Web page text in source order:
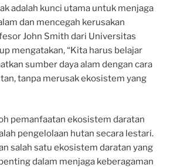
adalah kunci utama untuk menjaga
dan mencegah kerusakan
John Smith dari Universitas
mengatakan, “Kita harus belajar
sumber daya alam dengan cara
tanpa merusak ekosistem yang
pemanfaatan ekosistem daratan
pengelolaan hutan secara lestari.
salah satu ekosistem daratan yang
dalam menjaga keberagaman